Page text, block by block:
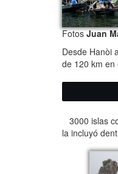
FotosJuan
Desde Hanòi
de 120 km en
3000 islas
la incluyó